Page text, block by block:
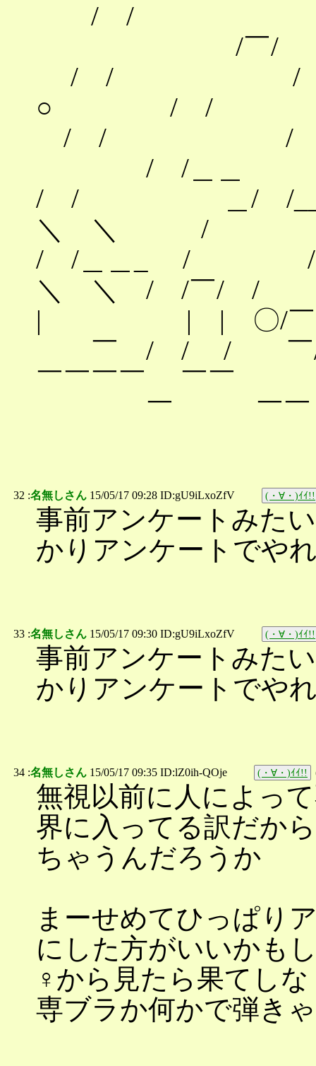
/ / ＿
/￣/ / /
/ / / /
○ / /
/ / / ＿// /
/ /＿
/ / ＿/
＼ ＼
/ /＿＿_ /
＼ ＼ / /￣/ / /
| | | 〇/
￣ / / / ￣/ |
￣￣￣￣
￣ ￣￣
32 :名無しさん 15/05/17 09:28 ID:gU9iLxoZfV (・∀・)ｲｲ!!
事前アンケートみた
かりアンケートでや
33 :名無しさん 15/05/17 09:30 ID:gU9iLxoZfV (・∀・)ｲｲ!!
事前アンケートみた
かりアンケートでや
34 :名無しさん 15/05/17 09:35 ID:lZ0ih-QOje (・∀・)ｲｲ!!
無視以前に人によっ
界に入ってる訳だか
ちゃうんだろうか
まーせめてひっぱり
にした方がいいかも
♀から見たら果てし
専ブラか何かで弾き